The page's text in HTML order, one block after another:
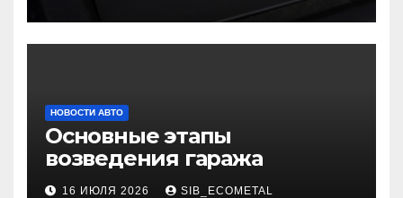
НОВОСТИ АВТО
Основные этапы
возведения гаража
16 ИЮЛЯ 2026 SIB_ECOMETAL